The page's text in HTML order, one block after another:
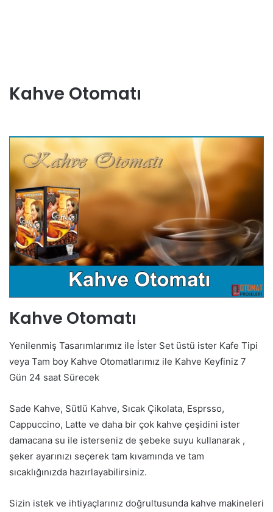
Kahve Otomatı
Kahve Otomatı
Yenilenmiş Tasarımlarımız ile İster Set üstü ister Kafe Tipi
veya Tam boy Kahve Otomatlarımız ile Kahve Keyfiniz 7
Gün 24 saat Sürecek
Sade Kahve, Sütlü Kahve, Sıcak Çikolata, Esprsso,
Cappuccino, Latte ve daha bir çok kahve çeşidini ister
damacana su ile isterseniz de şebeke suyu kullanarak ,
şeker ayarınızı seçerek tam kıvamında ve tam
sıcaklığınızda hazırlayabilirsiniz.
Sizin istek ve ihtiyaçlarınız doğrultusunda kahve makineleri